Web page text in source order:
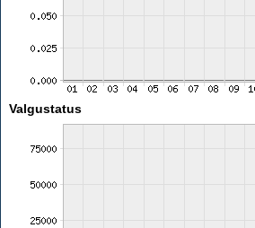
Valgustatus